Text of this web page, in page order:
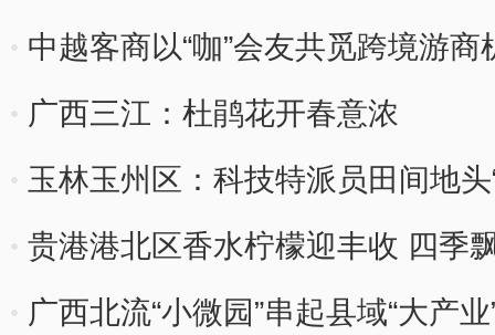
中越客商以“咖”会友共觅跨境游商
广西三江：杜鹃花开春意浓
玉林玉州区：科技特派员田间地头
贵港港北区香水柠檬迎丰收 四季
广西北流“小微园”串起县域“大产业